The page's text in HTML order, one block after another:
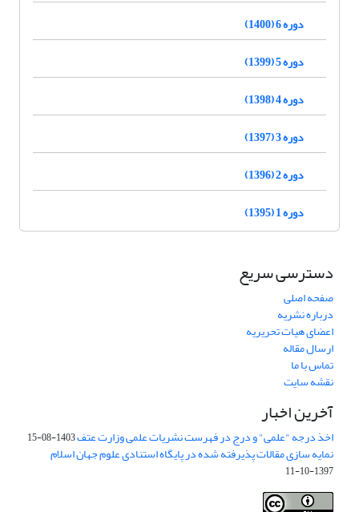
دوره 6 (1400)
دوره 5 (1399)
دوره 4 (1398)
دوره 3 (1397)
دوره 2 (1396)
دوره 1 (1395)
دسترسی سریع
صفحه اصلی
درباره نشریه
اعضای هیات تحریریه
ارسال مقاله
تماس با ما
نقشه سایت
آخرین اخبار
اخذ درجه "علمی" و درج در فهرست نشریات علمی وزارت عتف1403-08-15
نمایه سازی مقالات پذیرفته شده در پایگاه استنادی علوم جهان اسلام
1397-10-11